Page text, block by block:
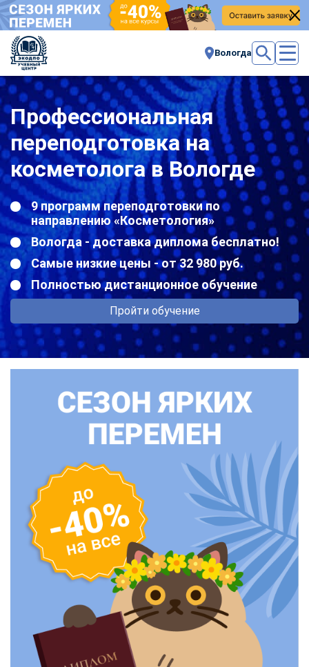
Вологда
Профессиональная
переподготовка на
косметолога в Вологде
9 программ переподготовки по
направлению «Косметология»
Вологда - доставка диплома бесплатно!
Самые низкие цены - от 32 980 руб.
Полностью дистанционное обучение
Пройти обучение